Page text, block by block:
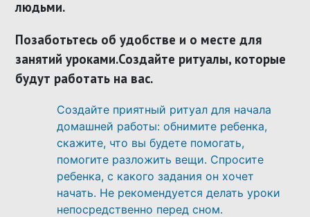
людьми.
Позаботьтесь об удобстве и о месте для
занятий уроками.Создайте ритуалы, которые
будут работать на вас.
Создайте приятный ритуал для начала
домашней работы: обнимите ребенка,
скажите, что вы будете помогать,
помогите разложить вещи. Спросите
ребенка, с какого задания он хочет
начать. Не рекомендуется делать уроки
непосредственно перед сном.